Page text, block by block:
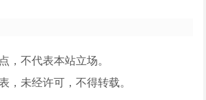
，不代表本站立场。
，未经许可，不得转载。